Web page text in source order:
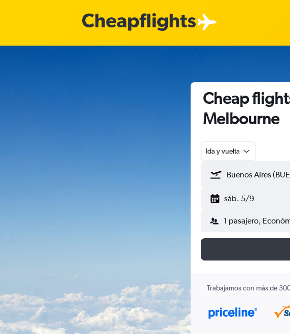
Cheap
Melbourne
Ida y vuelta
sáb. 5/9
1 pasajero,
Trabajamos con más de